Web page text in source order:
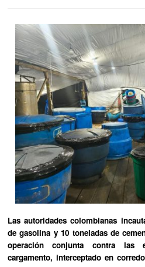
Las autoridades colombianas
de gasolina y 10 toneladas de
operación conjunta contra las
cargamento, interceptado en